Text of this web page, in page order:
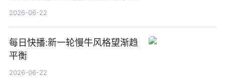
较招股价高46.82%
2026-06-22
每日快播:新一轮慢牛风格望渐趋
平衡
2026-06-22